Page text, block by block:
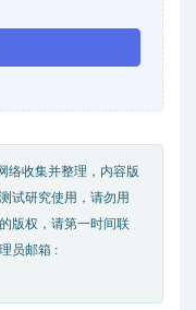
络收集并整理，内容版
试研究使用，请勿用
版权，请第一时间联
员邮箱 :